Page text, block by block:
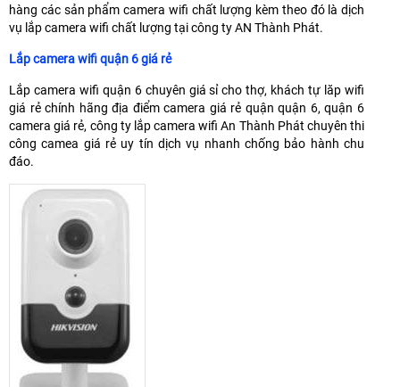
hàng các sản phẩm camera wifi chất lượng kèm theo đó là dịch
vụ lắp camera wifi chất lượng tại công ty AN Thành Phát.
Lắp camera wifi quận 6 giá rẻ
Lắp camera wifi quận 6 chuyên giá sỉ cho thợ, khách tự lăp wifi
giá rẻ chính hãng địa điểm camera giá rẻ quận quận 6, quận 6
camera giá rẻ, công ty lắp camera wifi An Thành Phát chuyên thi
công camea giá rẻ uy tín dịch vụ nhanh chống bảo hành chu
đáo.